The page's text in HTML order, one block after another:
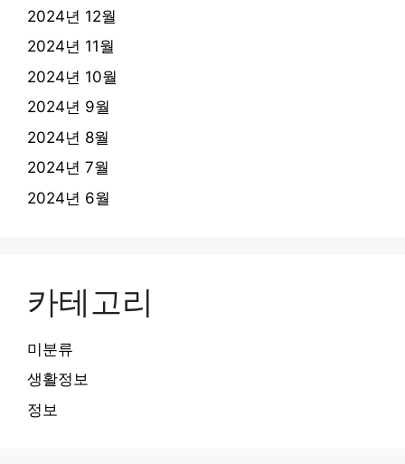
2024년 12월
2024년 11월
2024년 10월
2024년 9월
2024년 8월
2024년 7월
2024년 6월
카테고리
미분류
생활정보
정보